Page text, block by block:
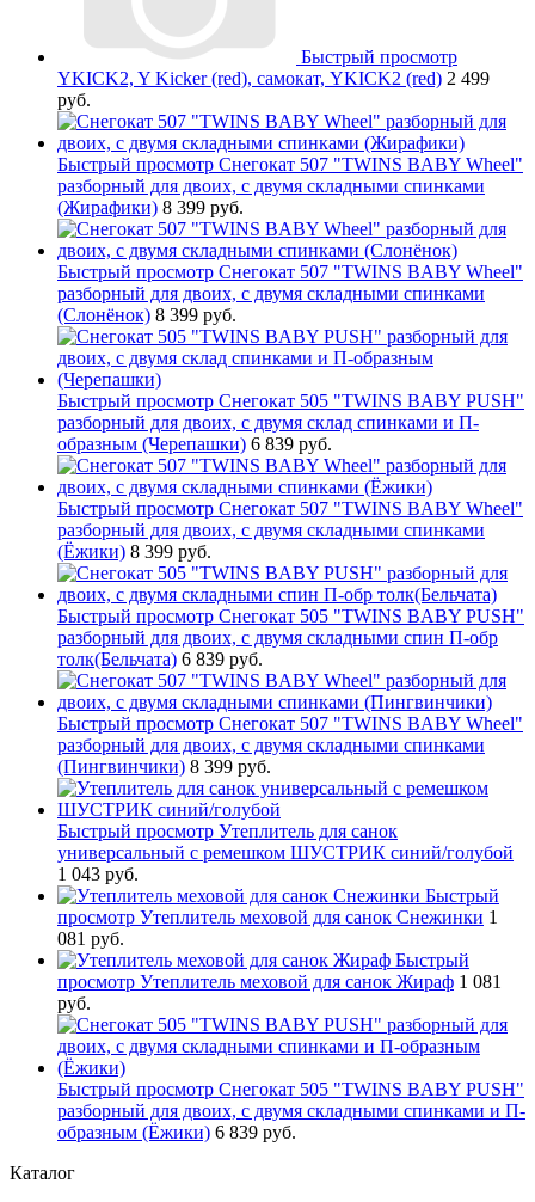
Быстрый просмотр
YKICK2, Y Kicker (red), самокат, YKICK2 (red) 2 499
руб.
Быстрый просмотр Снегокат 507 "TWINS BABY Wheel"
разборный для двоих, с двумя складными спинками
(Жирафики) 8 399 руб.
Быстрый просмотр Снегокат 507 "TWINS BABY Wheel"
разборный для двоих, с двумя складными спинками
(Слонёнок) 8 399 руб.
Быстрый просмотр Снегокат 505 "TWINS BABY PUSH"
разборный для двоих, с двумя склад спинками и П-
образным (Черепашки) 6 839 руб.
Быстрый просмотр Снегокат 507 "TWINS BABY Wheel"
разборный для двоих, с двумя складными спинками
(Ёжики) 8 399 руб.
Быстрый просмотр Снегокат 505 "TWINS BABY PUSH"
разборный для двоих, с двумя складными спин П-обр
толк(Бельчата) 6 839 руб.
Быстрый просмотр Снегокат 507 "TWINS BABY Wheel"
разборный для двоих, с двумя складными спинками
(Пингвинчики) 8 399 руб.
Быстрый просмотр Утеплитель для санок
универсальный с ремешком ШУСТРИК синий/голубой
1 043 руб.
Быстрый
просмотр Утеплитель меховой для санок Снежинки 1
081 руб.
Быстрый
просмотр Утеплитель меховой для санок Жираф 1 081
руб.
Быстрый просмотр Снегокат 505 "TWINS BABY PUSH"
разборный для двоих, с двумя складными спинками и П-
образным (Ёжики) 6 839 руб.
Каталог